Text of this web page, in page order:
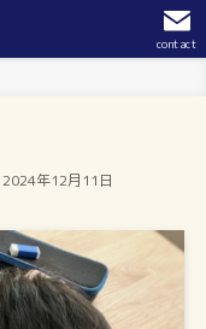
contact
2024年12月11日